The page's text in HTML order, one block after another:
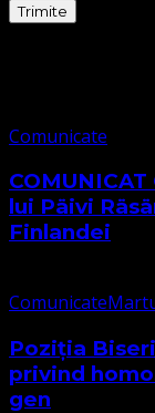
Comunicate
lui Päivi
Finlandei
Comunicate
Poziția
privind
gen